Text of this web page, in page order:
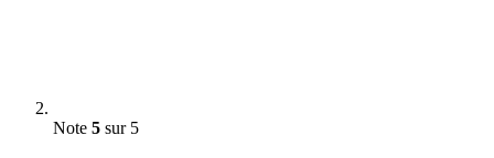
Note 5 sur 5